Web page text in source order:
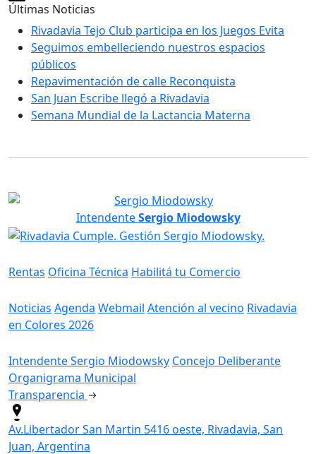
Últimas Noticias
Rivadavia Tejo Club participa en los Juegos Evita
Seguimos embelleciendo nuestros espacios
públicos
Repavimentación de calle Reconquista
San Juan Escribe llegó a Rivadavia
Semana Mundial de la Lactancia Materna
IntendenteSergio Miodowsky
Rentas Oficina Técnica Habilitá tu Comercio
Noticias Agenda Webmail Atención al vecino Rivadavia
en Colores 2026
Intendente Sergio Miodowsky Concejo Deliberante
Organigrama Municipal
Transparencia
Av.Libertador San Martin 5416 oeste, Rivadavia, San
Juan, Argentina